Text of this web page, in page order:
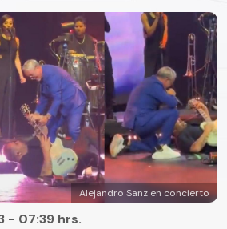
Alejandro Sanz en concierto
- 07:39 hrs.